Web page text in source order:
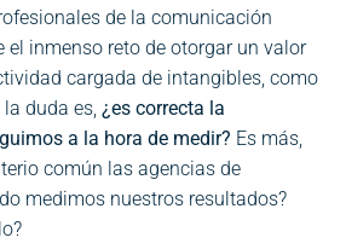
de la comunicación
el inmenso reto de otorgar un valor
cargada de intangibles, como
duda es, ¿es correcta la
a la hora de medir? Es más,
común las agencias de
medimos nuestros resultados?